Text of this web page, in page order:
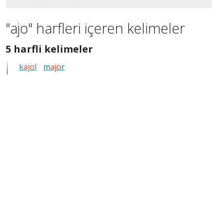
"ajo" harfleri içeren kelimeler
5 harfli kelimeler
kajol major